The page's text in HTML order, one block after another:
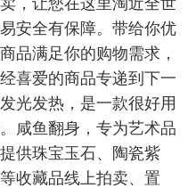
安全有保障。带给你优
品满足你的购物需求，
喜爱的商品专递到下一
光发热，是一款很好用
咸鱼翻身，专为艺术品
供珠宝玉石、陶瓷紫
收藏品线上拍卖、置